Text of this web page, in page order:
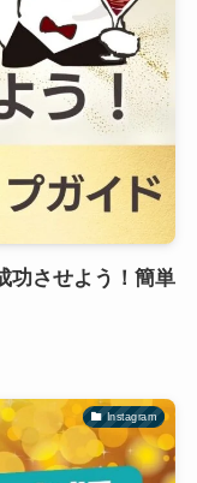
功させよう！簡単
Instagram